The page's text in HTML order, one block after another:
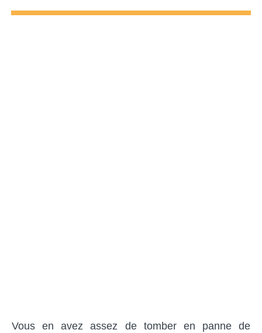
Vous en avez assez de tomber en panne de